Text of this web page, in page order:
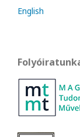
English